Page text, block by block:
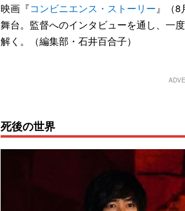
映画『コンビニエンス・ストーリー』（8
舞台。監督へのインタビューを通し、一
解く。（編集部・石井百合子）
死後の世界